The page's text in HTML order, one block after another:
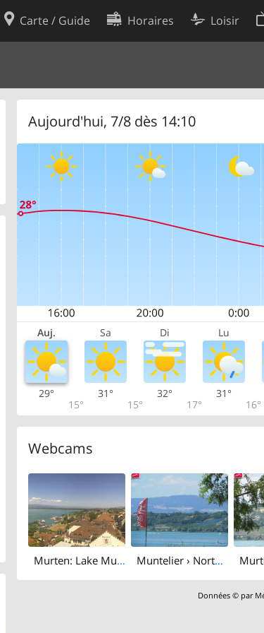
Carte / Guide Horaires Loisir
Aujourd'hui, 7/8 dès 14:10
Auj. Sa Di Lu
29°
15°
31°
15°
32°
17°
31°
16°
Webcams
Murten: Lake Murten Muntelier › North-west: Lake Murten
Données © par
Préférences de